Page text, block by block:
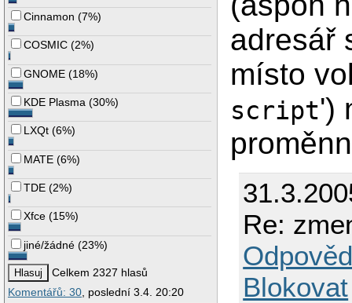
Cinnamon (7%)
COSMIC (2%)
GNOME (18%)
KDE Plasma (30%)
LXQt (6%)
MATE (6%)
TDE (2%)
Xfce (15%)
jiné/žádné (23%)
Celkem 2327 hlasů
Komentářů: 30, poslední 3.4. 20:20
adresář
místo
script')
Re:
Blokovat